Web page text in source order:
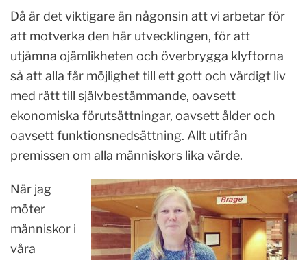
Då är det viktigare än någonsin att vi arbetar för
att motverka den här utvecklingen, för att
utjämna ojämlikheten och överbrygga klyftorna
så att alla får möjlighet till ett gott och värdigt liv
med rätt till självbestämmande, oavsett
ekonomiska förutsättningar, oavsett ålder och
oavsett funktionsnedsättning. Allt utifrån
premissen om alla människors lika värde.
När jag
möter
människor i
våra